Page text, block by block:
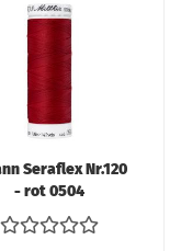
Seraflex Nr.120
- rot 0504